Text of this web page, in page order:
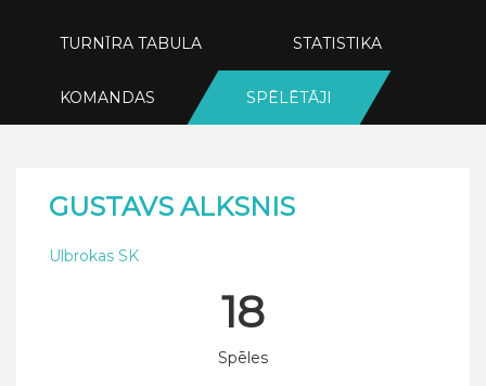
TURNĪRA TABULA STATISTIKA
KOMANDAS SPĒLĒTĀJI
GUSTAVS ALKSNIS
Ulbrokas SK
18
Spēles